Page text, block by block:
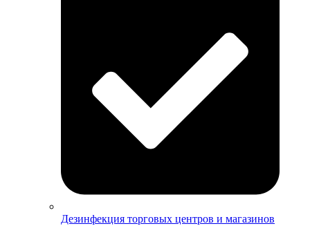
Дезинфекция торговых центров и магазинов